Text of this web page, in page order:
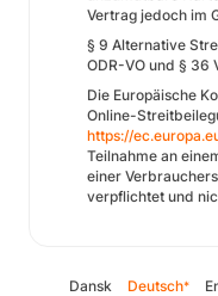
Vertrag jedoch im
§ 9 Alternative
ODR-VO und § 36
Die Europäische
Online-
https://
Teilnahme an
einer
verpflichtet und
Dansk Deutsch*